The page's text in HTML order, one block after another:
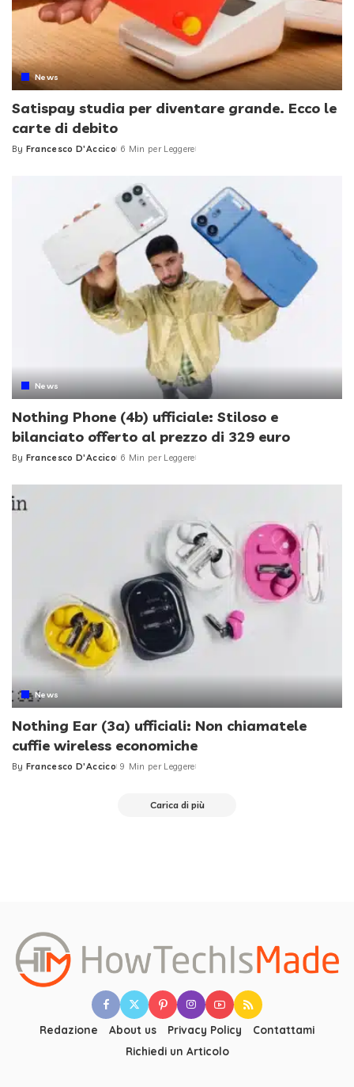
News
Satispay studia per diventare grande. Ecco le
carte di debito
Posted
By Francesco D'Accico 6 Min per Leggere
News
Nothing Phone (4b) ufficiale: Stiloso e
bilanciato offerto al prezzo di 329 euro
Posted
By Francesco D'Accico 6 Min per Leggere
News
Nothing Ear (3a) ufficiali: Non chiamatele
cuffie wireless economiche
Posted
By Francesco D'Accico 9 Min per Leggere
Carica di più
Redazione About us Privacy Policy
Contattami
Richiedi un Articolo